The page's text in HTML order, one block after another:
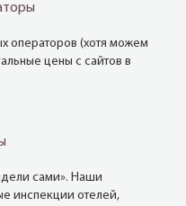
операторов (хотя можем
цены с сайтов в
сами». Наши
инспекции отелей,